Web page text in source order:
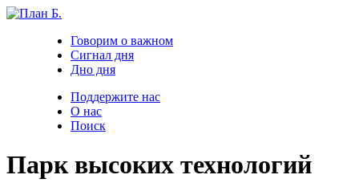
Говорим о важном
Сигнал дня
Дно дня
Поддержите нас
О нас
Поиск
Парк высоких технологий